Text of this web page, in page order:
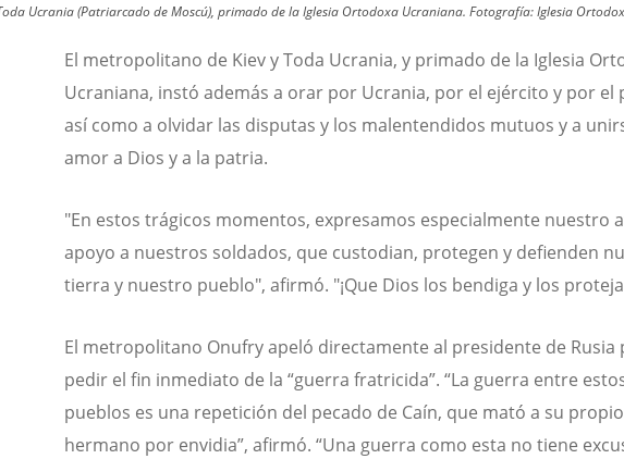
Ucrania (Patriarcado de Moscú), primado de la Iglesia Ortodoxa Ucraniana. Fotografía:Iglesia
El metropolitano de Kiev y Toda Ucrania, y primado de la Iglesia
Ucraniana, instó además a orar por Ucrania, por el ejército y por el
así como a olvidar las disputas y los malentendidos mutuos y a
amor a Dios y a la patria.
"En estos trágicos momentos, expresamos especialmente nuestro
apoyo a nuestros soldados, que custodian, protegen y defienden
tierra y nuestro pueblo", afirmó. "¡Que Dios los bendiga y los
El metropolitano Onufry apeló directamente al presidente de Rusia
pedir el fin inmediato de la “guerra fratricida”. “La guerra entre
pueblos es una repetición del pecado de Caín, que mató a su propio
hermano por envidia”, afirmó. “Una guerra como esta no tiene